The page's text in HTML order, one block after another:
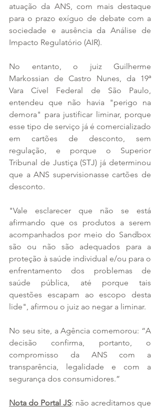
atuação da ANS, com mais destaque
para o prazo exíguo de debate com a
sociedade e ausência da Análise de
Impacto Regulatório (AIR).
No entanto, o juiz Guilherme
Markossian de Castro Nunes, da 19ª
Vara Cível Federal de São Paulo,
entendeu que não havia "perigo na
demora" para justificar liminar, porque
esse tipo de serviço já é comercializado
em cartões de desconto, sem
regulação, e porque o Superior
Tribunal de Justiça (STJ) já determinou
que a ANS supervisionasse cartões de
desconto.
"Vale esclarecer que não se está
afirmando que os produtos a serem
acompanhados por meio do Sandbox
são ou não são adequados para a
proteção à saúde individual e/ou para o
enfrentamento dos problemas de
saúde pública, até porque tais
questões escapam ao escopo desta
lide", afirmou o juiz ao negar a liminar.
No seu site, a Agência comemorou: “A
decisão confirma, portanto, o
compromisso da ANS com a
transparência, legalidade e com a
segurança dos consumidores.”
Nota do Portal JS: não acreditamos que